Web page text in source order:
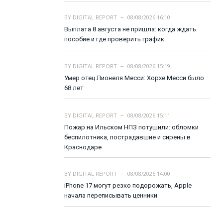
BY DIGITAL REPORT
08/08/2026 16:10
Выплата 8 августа не пришла: когда ждать
пособие и где проверить график
BY DIGITAL REPORT
08/08/2026 15:19
Умер отец Лионеля Месси: Хорхе Месси было
68 лет
BY DIGITAL REPORT
08/08/2026 15:11
Пожар на Ильском НПЗ потушили: обломки
беспилотника, пострадавшие и сирены в
Краснодаре
BY DIGITAL REPORT
08/08/2026 14:00
iPhone 17 могут резко подорожать, Apple
начала переписывать ценники